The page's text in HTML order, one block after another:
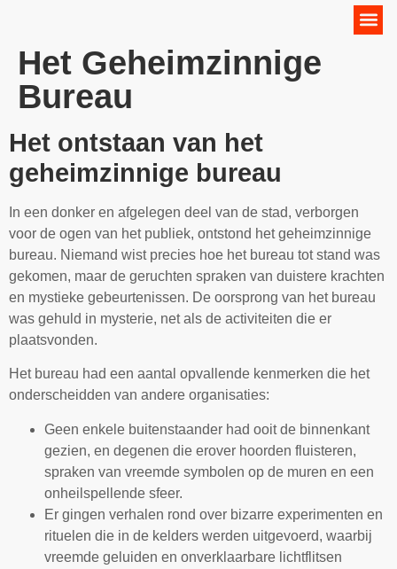
Het Geheimzinnige
Bureau
Het ontstaan van het
geheimzinnige bureau
In een donker en afgelegen deel van de stad, verborgen
voor de ogen van het publiek, ontstond het geheimzinnige
bureau. Niemand wist precies hoe het bureau tot stand was
gekomen, maar de geruchten spraken van duistere krachten
en mystieke gebeurtenissen. De oorsprong van het bureau
was gehuld in mysterie, net als de activiteiten die er
plaatsvonden.
Het bureau had een aantal opvallende kenmerken die het
onderscheidden van andere organisaties:
Geen enkele buitenstaander had ooit de binnenkant
gezien, en degenen die erover hoorden fluisteren,
spraken van vreemde symbolen op de muren en een
onheilspellende sfeer.
Er gingen verhalen rond over bizarre experimenten en
rituelen die in de kelders werden uitgevoerd, waarbij
vreemde geluiden en onverklaarbare lichtflitsen